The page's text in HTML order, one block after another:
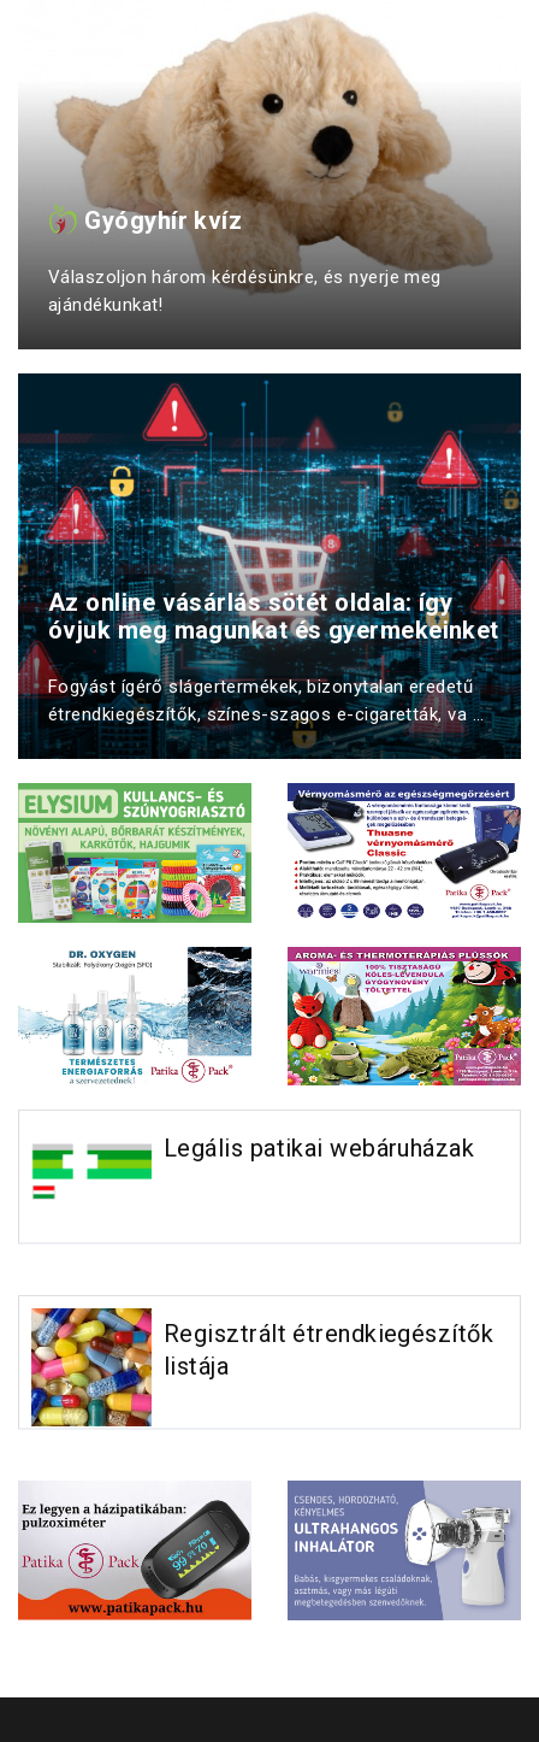
Gyógyhír kvíz
Válaszoljon három kérdésünkre, és nyerje meg
ajándékunkat!
Az online vásárlás sötét oldala: így
óvjuk meg magunkat és gyermekeinket
Fogyást ígérő slágertermékek, bizonytalan eredetű
étrendkiegészítők, színes-szagos e-cigaretták, va ...
Legális patikai webáruházak
Regisztrált étrendkiegészítők
listája